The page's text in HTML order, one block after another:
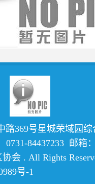
路369号星城荣域园
84437233 邮箱
会 . All Rights
号-1